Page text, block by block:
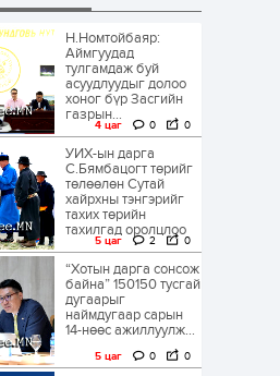
Н.Номтойбаяр:
Аймгуудад
тулгамдаж буй
асуудлуудыг долоо
хоног бүр Засгийн
газрын...
4 цаг 0 0
УИХ-ын дарга
С.Бямбацогт төрийг
төлөөлөн Сутай
хайрхны тэнгэрийг
тахих төрийн
тахилгад оролцлоо
5 цаг 2 0
“Хотын дарга сонсож
байна” 150150 тусгай
дугаарыг
наймдугаар сарын
14-нөөс ажиллуулж...
5 цаг 0 0